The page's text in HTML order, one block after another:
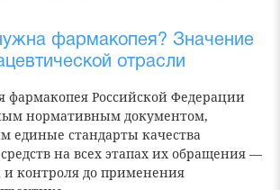
фармакопея? Значение
отрасли
фармакопея Российской Федерации
нормативным документом,
единые стандарты качества
на всех этапах их обращения —
и контроля до применения